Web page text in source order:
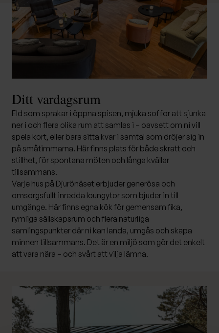
Ditt vardagsrum
Eld som sprakar i öppna spisen, mjuka soffor att sjunka
ner i och flera olika rum att samlas i – oavsett om ni vill
spela kort, eller bara sitta kvar i samtal som dröjer sig in
på småtimmarna. Här finns plats för både skratt och
stillhet, för spontana möten och långa kvällar
tillsammans.
Varje hus på Djurönäset erbjuder generösa och
omsorgsfullt inredda loungytor som bjuder in till
umgänge. Här finns egna kök för gemensam fika,
rymliga sällskapsrum och flera naturliga
samlingspunkter där ni kan landa, umgås och skapa
minnen tillsammans. Det är en miljö som gör det enkelt
att vara nära – och svårt att vilja lämna.